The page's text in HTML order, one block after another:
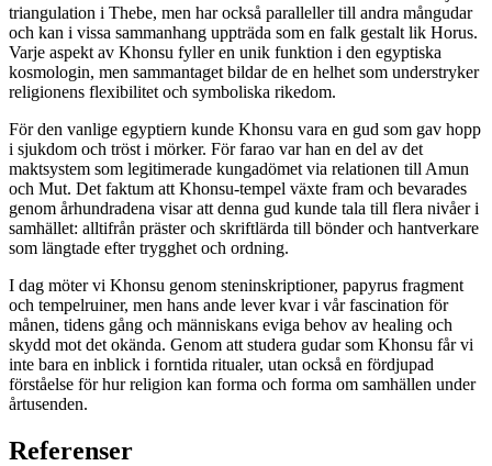
triangulation i Thebe, men har också paralleller till andra mångudar
och kan i vissa sammanhang uppträda som en falk gestalt lik Horus.
Varje aspekt av Khonsu fyller en unik funktion i den egyptiska
kosmologin, men sammantaget bildar de en helhet som understryker
religionens flexibilitet och symboliska rikedom.
För den vanlige egyptiern kunde Khonsu vara en gud som gav hopp
i sjukdom och tröst i mörker. För farao var han en del av det
maktsystem som legitimerade kungadömet via relationen till Amun
och Mut. Det faktum att Khonsu-tempel växte fram och bevarades
genom århundradena visar att denna gud kunde tala till flera nivåer i
samhället: alltifrån präster och skriftlärda till bönder och hantverkare
som längtade efter trygghet och ordning.
I dag möter vi Khonsu genom steninskriptioner, papyrus fragment
och tempelruiner, men hans ande lever kvar i vår fascination för
månen, tidens gång och människans eviga behov av healing och
skydd mot det okända. Genom att studera gudar som Khonsu får vi
inte bara en inblick i forntida ritualer, utan också en fördjupad
förståelse för hur religion kan forma och forma om samhällen under
årtusenden.
Referenser